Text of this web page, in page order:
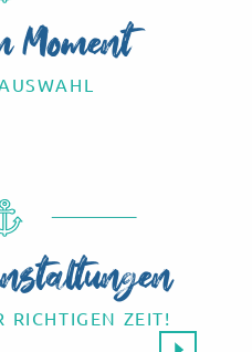
Moment
RICHTIGEN ZEIT!